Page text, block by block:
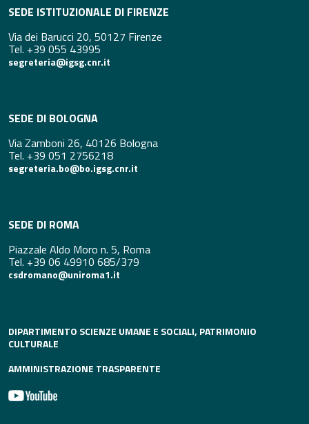
SEDE ISTITUZIONALE DI FIRENZE
Via dei Barucci 20, 50127 Firenze
Tel. +39 055 43995
segreteria@igsg.cnr.it
SEDE DI BOLOGNA
Via Zamboni 26, 40126 Bologna
Tel. +39 051 2756218
segreteria.bo@bo.igsg.cnr.it
SEDE DI ROMA
Piazzale Aldo Moro n. 5, Roma
Tel. +39 06 49910 685/379
csdromano@uniroma1.it
DIPARTIMENTO SCIENZE UMANE E SOCIALI, PATRIMONIO
CULTURALE
AMMINISTRAZIONE TRASPARENTE